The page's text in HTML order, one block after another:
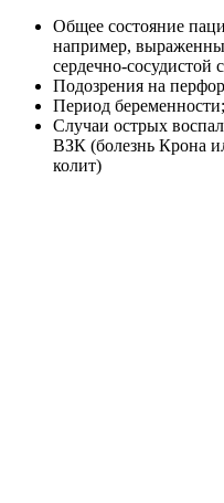
Общее состояние
например,
сердечно-сосудистой
Подозрения на
Период беременности;
Случаи острых
ВЗК (болезнь Крона
колит)